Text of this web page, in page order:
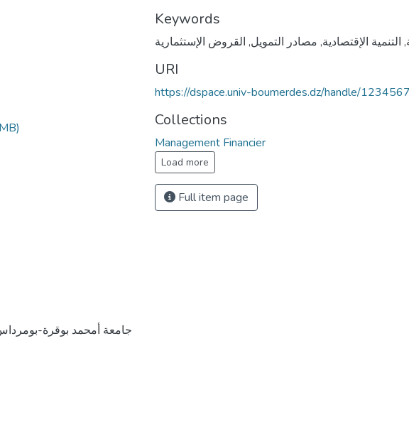
جامعة أمحمد بوقرة-
Keywords
, التنمية الإقتصادية, مصادر التمويل, القروض الإستثمارية
URI
https://dspace.univ-boumerdes.dz/handle/
Collections
Management Financier
Load more
Full item page